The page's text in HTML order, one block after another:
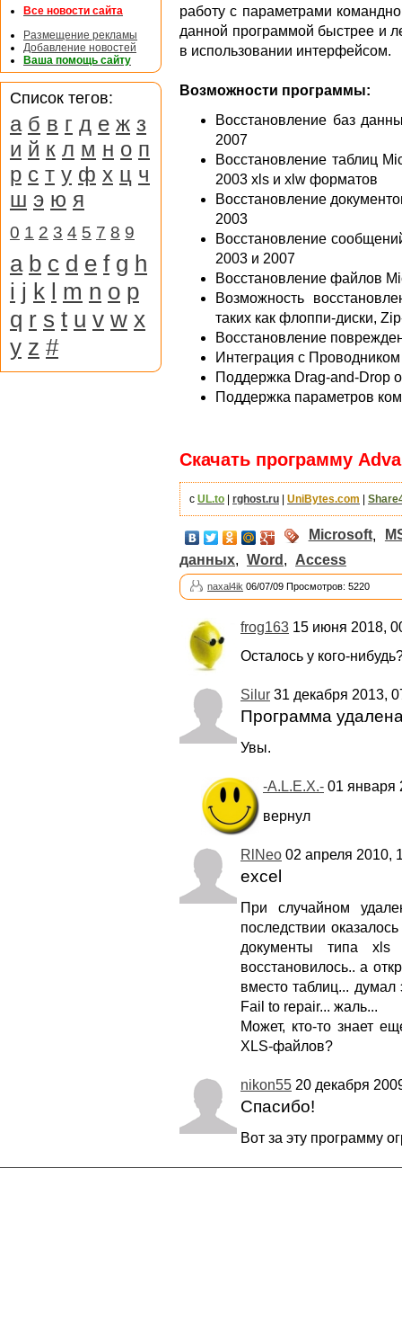
работу с параметрами
данной программой быстрее и
в использовании интерфейсом.
Возможности программы:
Восстановление баз
2007
Восстановление таблиц
2003 xls и xlw форматов
Восстановление
2003
Восстановление
2003 и 2007
Восстановление файлов
Возможность
таких как флоппи-диски,
Восстановление
Интеграция с
Поддержка Drag-and-Drop
Поддержка параметров
Скачать программу
с UL.to | rghost.ru | UniBytes.com |
Microsoft,
данных, Word , Access
naxal4ik 06/07/09 Просмотров: 5220
frog163 15 июня 2018,
Осталось у кого-
Silur 31 декабря 2013,
Программа
Увы.
-A.L.E.X.- 01 января
вернул
RlNeo 02 апреля 2010,
excel
При случайном
последствии
документы типа
восстановилось.. а
вместо таблиц... думал
Fail to repair... жаль...
Может, кто-то знает
XLS-файлов?
nikon55 20 декабря
Спасибо!
Вот за эту программу
Все новости сайта
Размещение рекламы
Добавление новостей
Ваша помощь сайту
Список тегов:
а б в г д е ж з
и й к л м н о п
р с т у ф х ц ч
ш э ю я
0 1 2 3 4 5 7 8 9
a b c d e f g h
i j k l m n o p
q r s t u v w x
y z #